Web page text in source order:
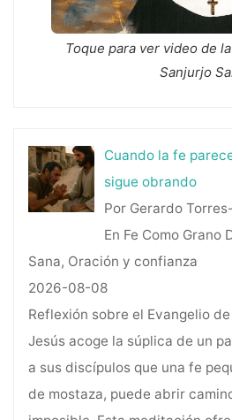
Toque para ver video de
Sanjurjo
Cuando la fe
sigue obrando
Por Gerardo
En Fe Como Grano
Sana, Oración y confianza
2026-08-08
Reflexión sobre el Evangelio
Jesús acoge la súplica de un
a sus discípulos que una fe
de mostaza, puede abrir